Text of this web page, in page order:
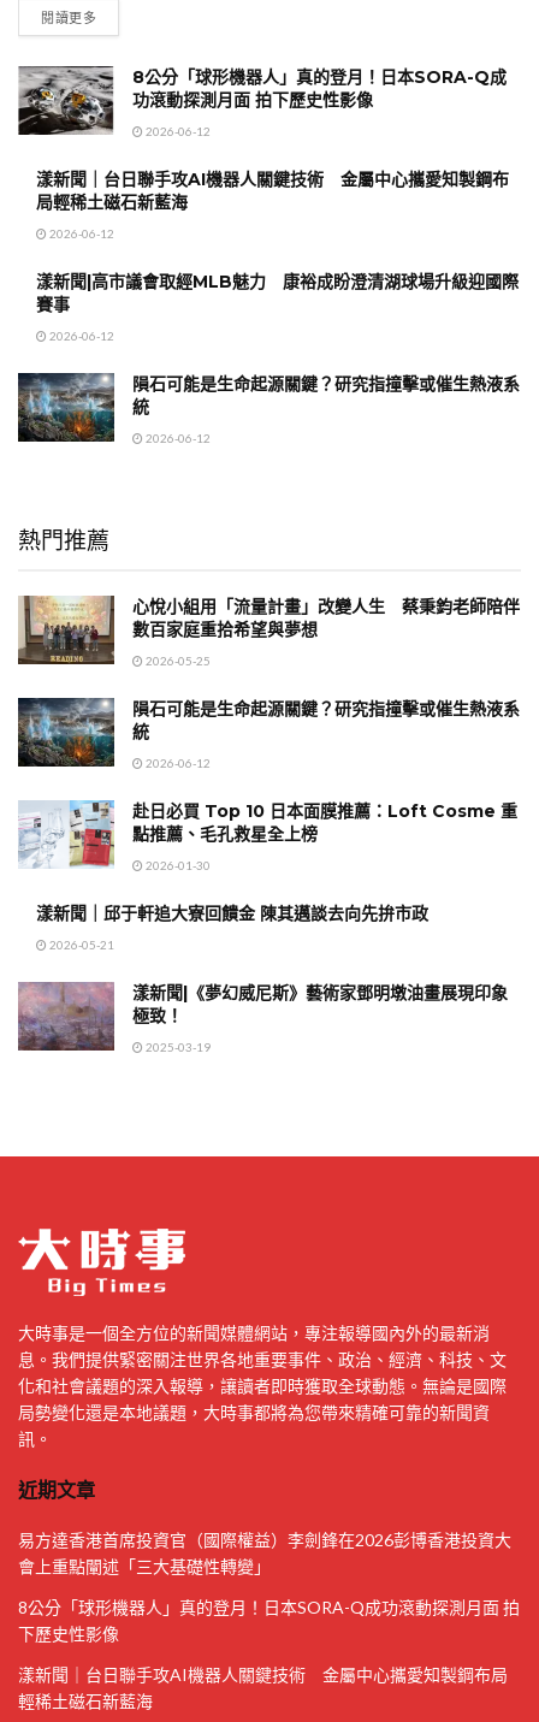
閱讀更多
8公分「球形機器人」真的登月！日本SORA-Q成
功滾動探測月面 拍下歷史性影像
2026-06-12
漾新聞｜台日聯手攻AI機器人關鍵技術 金屬中心攜愛知製鋼布
局輕稀土磁石新藍海
2026-06-12
漾新聞|高市議會取經MLB魅力 康裕成盼澄清湖球場升級迎國際
賽事
2026-06-12
隕石可能是生命起源關鍵？研究指撞擊或催生熱液系
統
2026-06-12
熱門推薦
心悅小組用「流量計畫」改變人生 蔡秉鈞老師陪伴
數百家庭重拾希望與夢想
2026-05-25
隕石可能是生命起源關鍵？研究指撞擊或催生熱液系
統
2026-06-12
赴日必買 Top 10 日本面膜推薦：Loft Cosme 重
點推薦、毛孔救星全上榜
2026-01-30
漾新聞｜邱于軒追大寮回饋金 陳其邁談去向先拚市政
2026-05-21
漾新聞|《夢幻威尼斯》藝術家鄧明墩油畫展現印象
極致！
2025-03-19
大時事是一個全方位的新聞媒體網站，專注報導國內外的最新消
息。我們提供緊密關注世界各地重要事件、政治、經濟、科技、文
化和社會議題的深入報導，讓讀者即時獲取全球動態。無論是國際
局勢變化還是本地議題，大時事都將為您帶來精確可靠的新聞資
訊。
近期文章
易方達香港首席投資官（國際權益）李劍鋒在2026彭博香港投資大
會上重點闡述「三大基礎性轉變」
8公分「球形機器人」真的登月！日本SORA-Q成功滾動探測月面 拍
下歷史性影像
漾新聞｜台日聯手攻AI機器人關鍵技術 金屬中心攜愛知製鋼布局
輕稀土磁石新藍海